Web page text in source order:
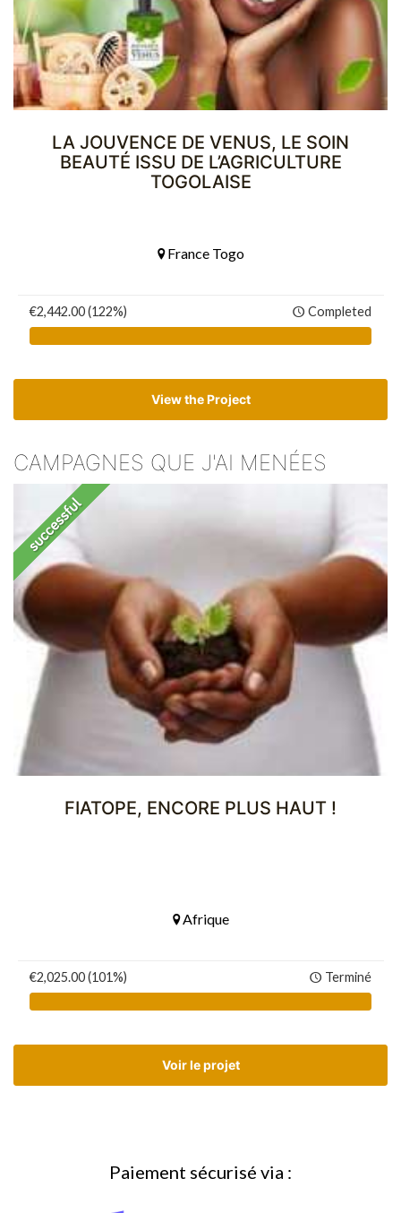
LA JOUVENCE DE VENUS, LE SOIN
BEAUTÉ ISSU DE L’AGRICULTURE
TOGOLAISE
France Togo
€2,442.00 (122%) Completed
View the Project
CAMPAGNES QUE J'AI MENÉES
FIATOPE, ENCORE PLUS HAUT !
Afrique
€2,025.00 (101%) Terminé
Voir le projet
Paiement sécurisé via :